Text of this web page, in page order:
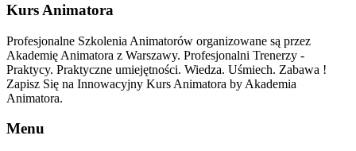
Kurs Animatora
Profesjonalne Szkolenia Animatorów organizowane są przez
Akademię Animatora z Warszawy. Profesjonalni Trenerzy -
Praktycy. Praktyczne umiejętności. Wiedza. Uśmiech. Zabawa !
Zapisz Się na Innowacyjny Kurs Animatora by Akademia
Animatora.
Menu